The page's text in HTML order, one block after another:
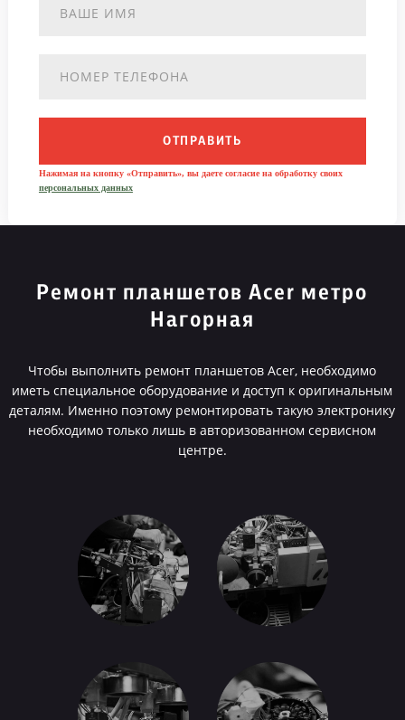
ОТПРАВИТЬ
Нажимая на кнопку «Отправить», вы даете согласие на обработку своих
персональных данных
Ремонт планшетов Acer метро
Нагорная
Чтобы выполнить ремонт планшетов Acer, необходимо
иметь специальное оборудование и доступ к оригинальным
деталям. Именно поэтому ремонтировать такую электронику
необходимо только лишь в авторизованном сервисном
центре.